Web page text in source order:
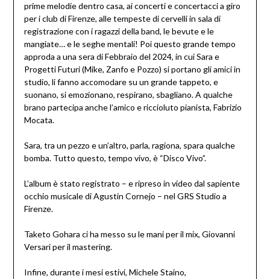
prime melodie dentro casa, ai concerti e concertacci a giro
per i club di Firenze, alle tempeste di cervelli in sala di
registrazione con i ragazzi della band, le bevute e le
mangiate… e le seghe mentali! Poi questo grande tempo
approda a una sera di Febbraio del 2024, in cui Sara e
Progetti Futuri (Mike, Zanfo e Pozzo) si portano gli amici in
studio, li fanno accomodare su un grande tappeto, e
suonano, si emozionano, respirano, sbagliano. A qualche
brano partecipa anche l’amico e riccioluto pianista, Fabrizio
Mocata.
Sara, tra un pezzo e un’altro, parla, ragiona, spara qualche
bomba. Tutto questo, tempo vivo, è “Disco Vivo”.
L’album è stato registrato – e ripreso in video dal sapiente
occhio musicale di Agustin Cornejo – nel GRS Studio a
Firenze.
Taketo Gohara ci ha messo su le mani per il mix, Giovanni
Versari per il mastering.
Infine, durante i mesi estivi, Michele Staino,